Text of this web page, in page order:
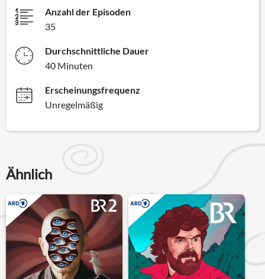
Anzahl der Episoden
35
Durchschnittliche Dauer
40 Minuten
Erscheinungsfrequenz
Unregelmäßig
Ähnlich